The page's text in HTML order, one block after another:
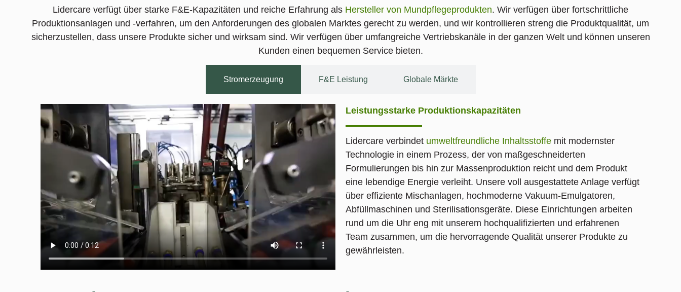
Lidercare verfügt über starke F&E-Kapazitäten und reiche Erfahrung als Hersteller von Mundpflegeprodukten. Wir verfügen über fortschrittliche
Produktionsanlagen und -verfahren, um den Anforderungen des globalen Marktes gerecht zu werden, und wir kontrollieren streng die Produktqualität, um
sicherzustellen, dass unsere Produkte sicher und wirksam sind. Wir verfügen über umfangreiche Vertriebskanäle in der ganzen Welt und können unseren
Kunden einen bequemen Service bieten.
Stromerzeugung F&E Leistung Globale Märkte
Leistungsstarke Produktionskapazitäten
Lidercare verbindet umweltfreundliche Inhaltsstoffe mit modernster
Technologie in einem Prozess, der von maßgeschneiderten
Formulierungen bis hin zur Massenproduktion reicht und dem Produkt
eine lebendige Energie verleiht. Unsere voll ausgestattete Anlage verfügt
über effiziente Mischanlagen, hochmoderne Vakuum-Emulgatoren,
Abfüllmaschinen und Sterilisationsgeräte. Diese Einrichtungen arbeiten
rund um die Uhr eng mit unserem hochqualifizierten und erfahrenen
Team zusammen, um die hervorragende Qualität unserer Produkte zu
gewährleisten.